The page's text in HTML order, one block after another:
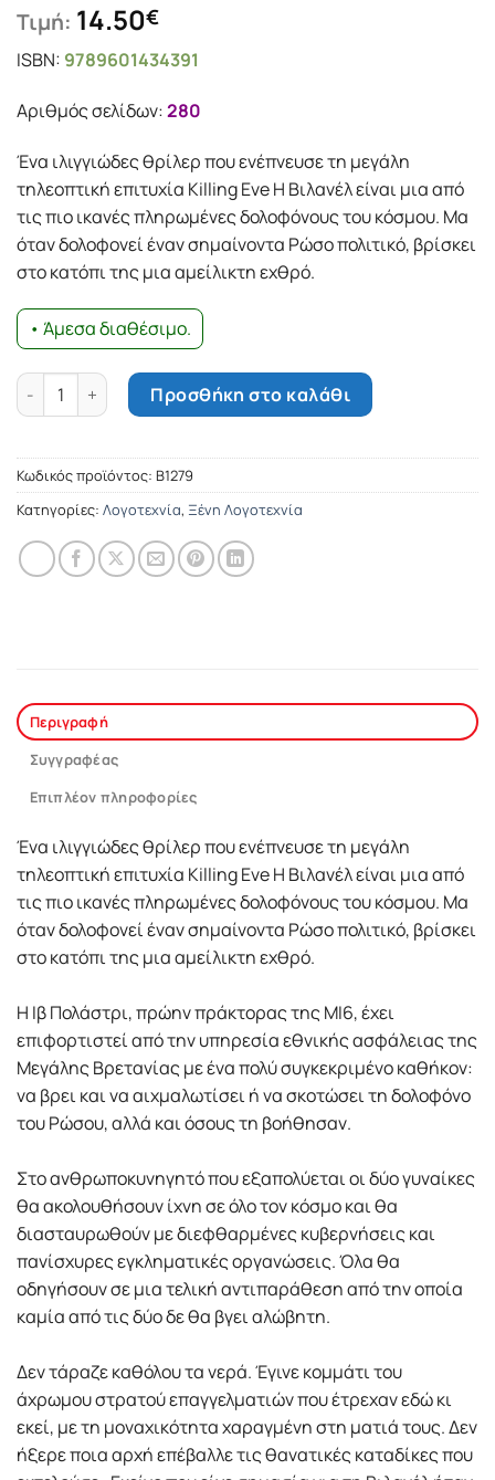
Τιμή: 14.50€
ISBN: 9789601434391
Αριθμός σελίδων:280
Ένα ιλιγγιώδες θρίλερ που ενέπνευσε τη μεγάλη
τηλεοπτική επιτυχία Killing Eve Η Βιλανέλ είναι μια από
τις πιο ικανές πληρωμένες δολοφόνους του κόσμου. Μα
όταν δολοφονεί έναν σημαίνοντα Ρώσο πολιτικό, βρίσκει
στο κατόπι της μια αμείλικτη εχθρό.
• Άμεσα διαθέσιμο.
Killing Eve Κωδικός Βιλανέλ ποσότητα
Προσθήκη στο καλάθι
Κωδικός προϊόντος: Β1279
Κατηγορίες: Λογοτεχνία, Ξένη Λογοτεχνία
Περιγραφή
Συγγραφέας
Επιπλέον πληροφορίες
Ένα ιλιγγιώδες θρίλερ που ενέπνευσε τη μεγάλη
τηλεοπτική επιτυχία Killing Eve Η Βιλανέλ είναι μια από
τις πιο ικανές πληρωμένες δολοφόνους του κόσμου. Μα
όταν δολοφονεί έναν σημαίνοντα Ρώσο πολιτικό, βρίσκει
στο κατόπι της μια αμείλικτη εχθρό.
Η Ιβ Πολάστρι, πρώην πράκτορας της MI6, έχει
επιφορτιστεί από την υπηρεσία εθνικής ασφάλειας της
Μεγάλης Βρετανίας με ένα πολύ συγκεκριμένο καθήκον:
να βρει και να αιχμαλωτίσει ή να σκοτώσει τη δολοφόνο
του Ρώσου, αλλά και όσους τη βοήθησαν.
Στο ανθρωποκυνηγητό που εξαπολύεται οι δύο γυναίκες
θα ακολουθήσουν ίχνη σε όλο τον κόσμο και θα
διασταυρωθούν με διεφθαρμένες κυβερνήσεις και
πανίσχυρες εγκληματικές οργανώσεις. Όλα θα
οδηγήσουν σε μια τελική αντιπαράθεση από την οποία
καμία από τις δύο δε θα βγει αλώβητη.
Δεν τάραζε καθόλου τα νερά. Έγινε κομμάτι του
άχρωμου στρατού επαγγελματιών που έτρεχαν εδώ κι
εκεί, με τη μοναχικότητα χαραγμένη στη ματιά τους. Δεν
ήξερε ποια αρχή επέβαλλε τις θανατικές καταδίκες που